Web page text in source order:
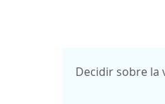
Decidir sobre la